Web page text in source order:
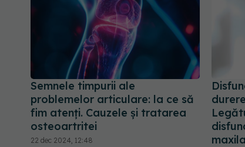
Semnele timpurii ale
problemelor articulare: la ce să
fim atenți. Cauzele și tratarea
osteoartritei
22 dec 2024, 12:48